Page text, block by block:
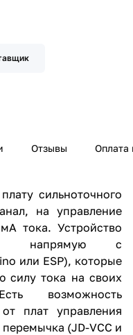
Отзывы Оплата
сильноточного
на управление
тока. Устройство
напрямую с
или ESP), которые
силу тока на своих
возможность
плат управления
(JD-VCC и